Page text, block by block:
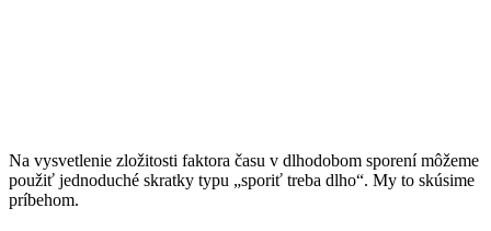
Na vysvetlenie zložitosti faktora času v dlhodobom sporení môžeme
použiť jednoduché skratky typu „sporiť treba dlho“. My to skúsime
príbehom.